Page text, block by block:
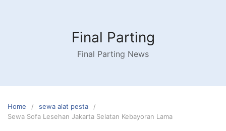
Final Parting
Final Parting News
Home
sewa alat pesta
Sewa Sofa Lesehan Jakarta Selatan Kebayoran Lama